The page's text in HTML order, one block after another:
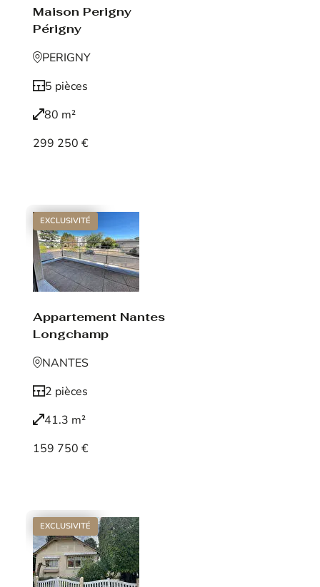
Maison Perigny
Périgny
PERIGNY
5 pièces
80 m²
299 250 €
EXCLUSIVITÉ
Appartement Nantes
Longchamp
NANTES
2 pièces
41.3 m²
159 750 €
EXCLUSIVITÉ